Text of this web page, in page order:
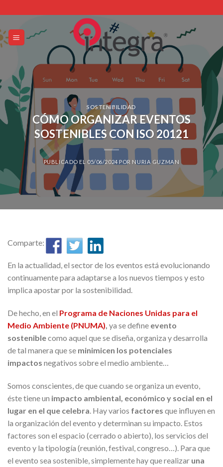
to
content
SOSTENIBILIDAD
CÓMO ORGANIZAR EVENTOS
SOSTENIBLES CON ISO 20121
PUBLICADO EL 05/06/2024POR NURIA GUZMAN
Comparte:
En la actualidad, el sector de los eventos está evolucionando
continuamente para adaptarse a los nuevos tiempos y esto
implica apostar por la sostenibilidad.
De hecho, en el Programa de Naciones Unidas para el
Medio Ambiente (PNUMA) ya se define evento
sosteniblecomo aquel que se diseña, organiza y desarrolla
de tal manera que se minimicen los potenciales
impactos negativos sobre el medio ambiente…
Somos conscientes, de que cuando se organiza un evento,
éste tiene un impacto ambiental, económico y social en el
lugar en el que celebra . Hay varios factores que influyen en
la organización del evento y determinan su impacto. Estos
factores son el espacio (cerrado o abierto), los servicios del
evento y la tipología (reunión, festival, congreso…). Para que
el evento sea sostenible, simplemente hay que realizar una